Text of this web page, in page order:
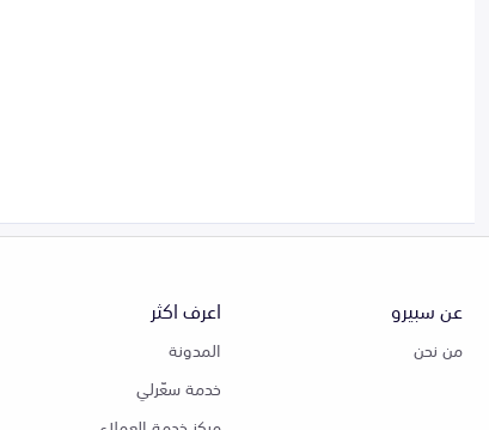
عن سبيرو
من نحن
اعرف اكثر
المدونة
خدمة سعّرلي